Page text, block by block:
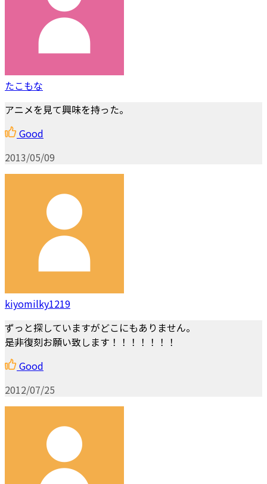
たこもな
アニメを見て興味を持った。
Good
2013/05/09
kiyomilky1219
ずっと探していますがどこにもありません。
是非復刻お願い致します！！！！！！！
Good
2012/07/25